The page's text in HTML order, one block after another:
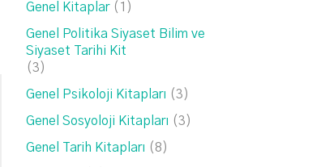
Genel Kitaplar (1)
Genel Politika Siyaset Bilim ve
Siyaset Tarihi Kit
(3)
Genel Psikoloji Kitapları (3)
Genel Sosyoloji Kitapları (3)
Genel Tarih Kitapları (8)